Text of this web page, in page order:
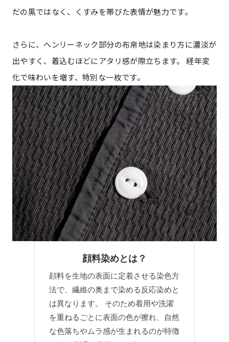
だの黒ではなく、くすみを帯びた表情が魅力です。
さらに、ヘンリーネック部分の布帛地は染まり方に濃淡が
出やすく、着込むほどにアタリ感が際立ちます。 経年変
化で味わいを増す、特別な一枚です。
顔料染めとは？
顔料を生地の表面に定着させる染色方
法で、繊維の奥まで染める反応染めと
は異なります。 そのため着用や洗濯
を重ねるごとに表面の色が擦れ、自然
な色落ちやムラ感が生まれるのが特徴